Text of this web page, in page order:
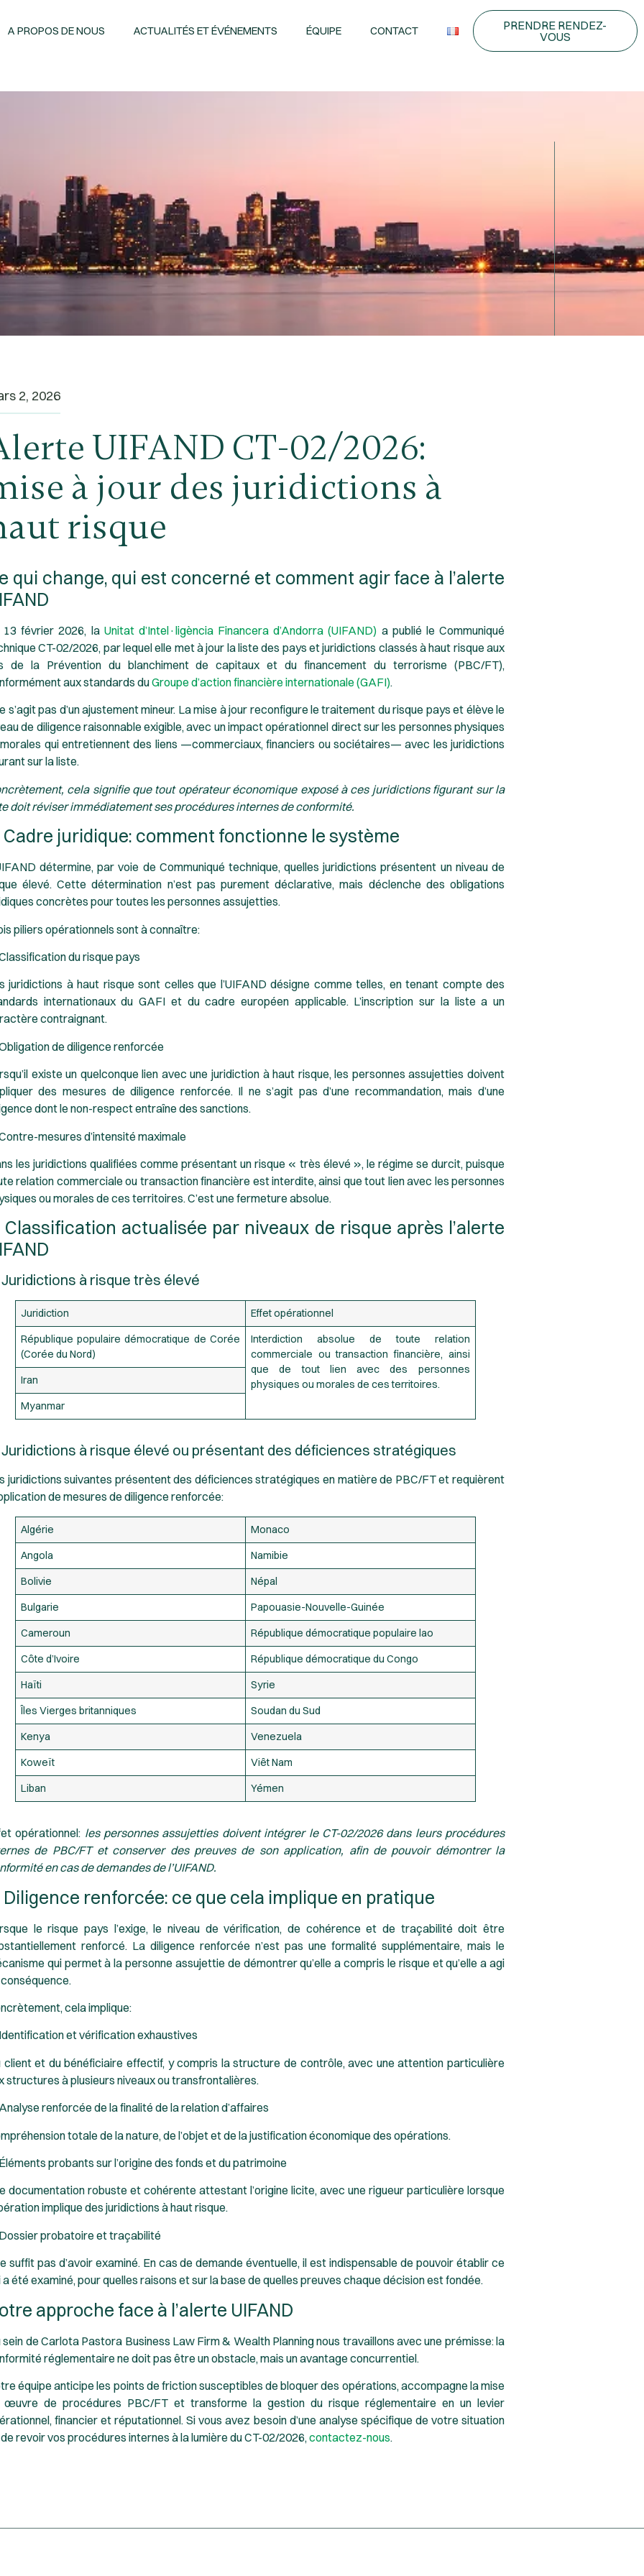
A PROPOS DE NOUS ACTUALITÉS ET ÉVÉNEMENTS ÉQUIPE CONTACT
PRENDRE RENDEZ-
VOUS
2, 2026
UIFAND CT-02/2026:
à jour des juridictions à
risque
qui change, qui est concerné et comment agir face à l’alerte
13 février 2026, la Unitat d’Intel·ligència Financera d’Andorra (UIFAND) a publié le Communiqué
CT-02/2026, par lequel elle met à jour la liste des pays et juridictions classés à haut risque aux
de la Prévention du blanchiment de capitaux et du financement du terrorisme (PBC/FT),
aux standards duGroupe d’action financière internationale (GAFI).
s’agit pas d’un ajustement mineur. La mise à jour reconfigure le traitement du risque pays et élève le
de diligence raisonnable exigible, avec un impact opérationnel direct sur les personnes physiques
qui entretiennent des liens —commerciaux, financiers ou sociétaires— avec les juridictions
sur la liste.
cela signifie que tout opérateur économique exposé à ces juridictions figurant sur la
doit réviser immédiatement ses procédures internes de conformité.
Cadre juridique: comment fonctionne le système
détermine, par voie de Communiqué technique, quelles juridictions présentent un niveau de
élevé. Cette détermination n’est pas purement déclarative, mais déclenche des obligations
concrètes pour toutes les personnes assujetties.
piliers opérationnels sont à connaître:
du risque pays
juridictions à haut risque sont celles que l’UIFAND désigne comme telles, en tenant compte des
internationaux du GAFI et du cadre européen applicable. L’inscription sur la liste a un
contraignant.
de diligence renforcée
existe un quelconque lien avec une juridiction à haut risque, les personnes assujetties doivent
des mesures de diligence renforcée. Il ne s’agit pas d’une recommandation, mais d’une
dont le non-respect entraîne des sanctions.
mesures d’intensité maximale
les juridictions qualifiées comme présentant un risque « très élevé », le régime se durcit, puisque
relation commerciale ou transaction financière est interdite, ainsi que tout lien avec les personnes
ou morales de ces territoires. C’est une fermeture absolue.
Classification actualisée par niveaux de risque après l’alerte
Juridictions à risque très élevé
Juridiction
Effet opérationnel
République populaire démocratique de Corée
(Corée du Nord)
Interdiction absolue de toute relation
commerciale ou transaction financière, ainsi
que de tout lien avec des personnes
physiques ou morales de ces territoires.
Iran
Myanmar
Juridictions à risque élevé ou présentant des déficiences stratégiques
juridictions suivantes présentent des déficiences stratégiques en matière de PBC/FT et requièrent
de mesures de diligence renforcée:
Algérie
Monaco
Angola
Namibie
Bolivie
Népal
Bulgarie
Papouasie-Nouvelle-Guinée
Cameroun
République démocratique populaire lao
Côte d’Ivoire
République démocratique du Congo
Haïti
Syrie
Îles Vierges britanniques
Soudan du Sud
Kenya
Venezuela
Koweït
Viêt Nam
Liban
Yémen
opérationnel: les personnes assujetties doivent intégrer le CT-02/2026 dans leurs procédures
de PBC/FT et conserver des preuves de son application, afin de pouvoir démontrer la
en cas de demandes de l’UIFAND.
Diligence renforcée: ce que cela implique en pratique
le risque pays l’exige, le niveau de vérification, de cohérence et de traçabilité doit être
renforcé. La diligence renforcée n’est pas une formalité supplémentaire, mais le
qui permet à la personne assujettie de démontrer qu’elle a compris le risque et qu’elle a agi
cela implique:
et vérification exhaustives
client et du bénéficiaire effectif, y compris la structure de contrôle, avec une attention particulière
structures à plusieurs niveaux ou transfrontalières.
renforcée de la finalité de la relation d’affaires
totale de la nature, de l’objet et de la justification économique des opérations.
probants sur l’origine des fonds et du patrimoine
documentation robuste et cohérente attestant l’origine licite, avec une rigueur particulière lorsque
implique des juridictions à haut risque.
probatoire et traçabilité
suffit pas d’avoir examiné. En cas de demande éventuelle, il est indispensable de pouvoir établir ce
a été examiné, pour quelles raisons et sur la base de quelles preuves chaque décision est fondée.
approche face à l’alerte UIFAND
sein deCarlota Pastora Business Law Firm & Wealth Planningnous travaillons avec une prémisse: la
réglementaire ne doit pas être un obstacle, mais un avantage concurrentiel.
équipe anticipe les points de friction susceptibles de bloquer des opérations, accompagne la mise
œuvre de procédures PBC/FT et transforme la gestion du risque réglementaire en un levier
financier et réputationnel. Si vous avez besoin d’une analyse spécifique de votre situation
revoir vos procédures internes à la lumière du CT-02/2026, contactez-nous.